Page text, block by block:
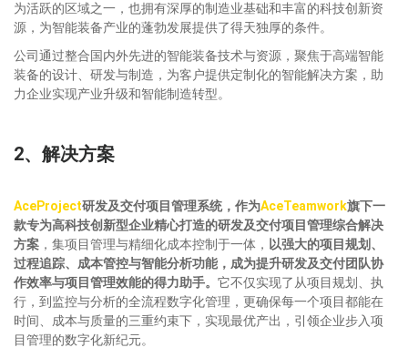
为活跃的区域之一，也拥有深厚的制造业基础和丰富的科技创新资
源，为智能装备产业的蓬勃发展提供了得天独厚的条件。
公司通过整合国内外先进的智能装备技术与资源，聚焦于高端智能
装备的设计、研发与制造，为客户提供定制化的智能解决方案，助
力企业实现产业升级和智能制造转型。
2、解决方案
AceProject研发及交付项目管理系统， 作为AceTeamwork旗下一
款专为高科技创新型企业精心打造的研发及交付项目管理综合解决
方案 ，集项目管理与精细化成本控制于一体， 以强大的项目规划、
过程追踪、成本管控与智能分析功能，成为提升研发及交付团队协
作效率与项目管理效能的得力助手。 它不仅实现了从项目规划、执
行，到监控与分析的全流程数字化管理，更确保每一个项目都能在
时间、成本与质量的三重约束下，实现最优产出，引领企业步入项
目管理的数字化新纪元。